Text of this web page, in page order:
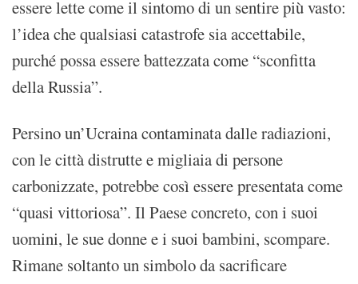
essere lette come il sintomo di un sentire più vasto:
l’idea che qualsiasi catastrofe sia accettabile,
purché possa essere battezzata come “sconfitta
della Russia”.
Persino un’Ucraina contaminata dalle radiazioni,
con le città distrutte e migliaia di persone
carbonizzate, potrebbe così essere presentata come
“quasi vittoriosa”. Il Paese concreto, con i suoi
uomini, le sue donne e i suoi bambini, scompare.
Rimane soltanto un simbolo da sacrificare